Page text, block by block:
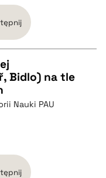
Bidlo) na tle
Nauki PAU